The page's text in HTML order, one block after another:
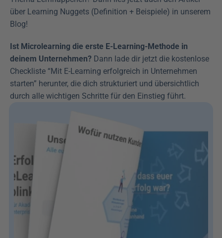
über Learning Nuggets (Definition + Beispiele) in unserem
Blog!
Ist Microlearning die erste E-Learning-Methode in
deinem Unternehmen? Dann lade dir jetzt die kostenlose
Checkliste “Mit E-Learning erfolgreich in Unternehmen
starten” herunter, die dich strukturiert und übersichtlich
durch alle wichtigen Schritte für den Einstieg führt.